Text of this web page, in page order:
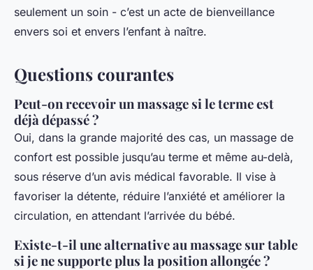
seulement un soin - c’est un acte de bienveillance
envers soi et envers l’enfant à naître.
Questions courantes
Peut-on recevoir un massage si le terme est
déjà dépassé ?
Oui, dans la grande majorité des cas, un massage de
confort est possible jusqu’au terme et même au-delà,
sous réserve d’un avis médical favorable. Il vise à
favoriser la détente, réduire l’anxiété et améliorer la
circulation, en attendant l’arrivée du bébé.
Existe-t-il une alternative au massage sur table
si je ne supporte plus la position allongée ?